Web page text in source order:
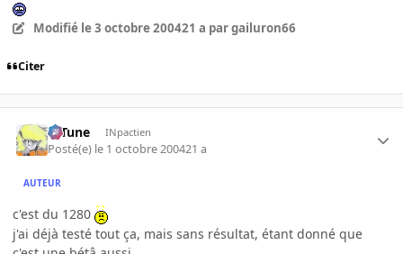
Modifié le 3 octobre 200421 a par gailuron66
Citer
D-Tune INpactien
Posté(e) le 1 octobre 200421 a
AUTEUR
c'est du 1280
j'ai déjà testé tout ça, mais sans résultat, étant donné que